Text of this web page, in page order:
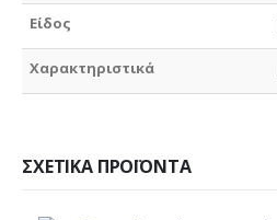
Είδος
Χαρακτηριστικά
ΣΧΕΤΙΚΆ ΠΡΟΪΌΝΤΑ